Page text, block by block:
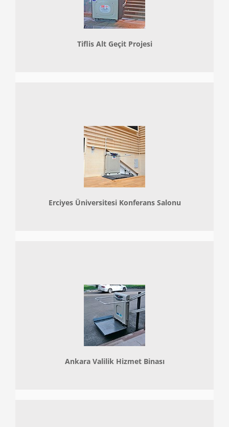
Tiflis Alt Geçit Projesi
Erciyes Üniversitesi Konferans Salonu
Ankara Valilik Hizmet Binası